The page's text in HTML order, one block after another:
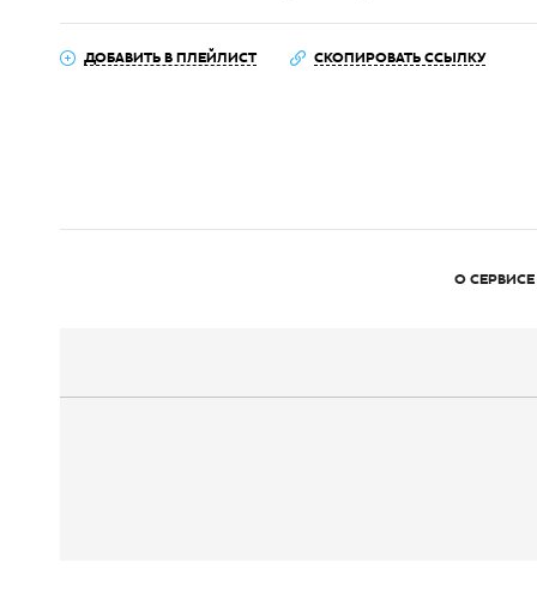
ДОБАВИТЬ В ПЛЕЙЛИСТ СКОПИРОВАТЬ ССЫЛКУ
О СЕРВИСЕ